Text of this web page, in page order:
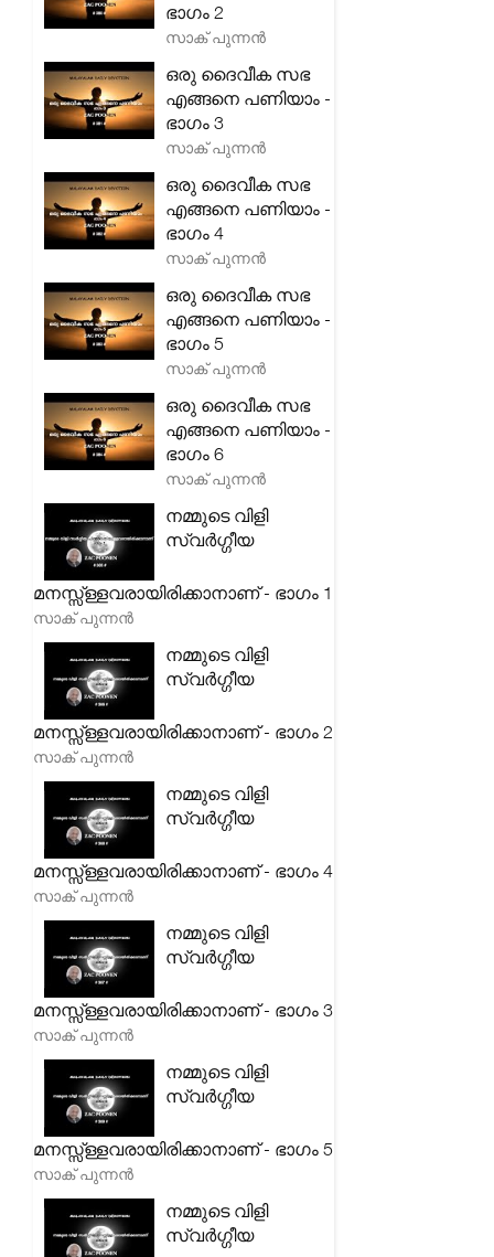
ഭാഗം 2
സാക് പുന്നൻ
ഒരു ദൈവീക സഭ
എങ്ങനെ പണിയാം -
ഭാഗം 3
സാക് പുന്നൻ
ഒരു ദൈവീക സഭ
എങ്ങനെ പണിയാം -
ഭാഗം 4
സാക് പുന്നൻ
ഒരു ദൈവീക സഭ
എങ്ങനെ പണിയാം -
ഭാഗം 5
സാക് പുന്നൻ
ഒരു ദൈവീക സഭ
എങ്ങനെ പണിയാം -
ഭാഗം 6
സാക് പുന്നൻ
നമ്മുടെ വിളി
സ്വർഗ്ഗീയ
മനസ്സ്ള്ളവരായിരിക്കാനാണ് - ഭാഗം 1
സാക് പുന്നൻ
നമ്മുടെ വിളി
സ്വർഗ്ഗീയ
മനസ്സ്ള്ളവരായിരിക്കാനാണ് - ഭാഗം 2
സാക് പുന്നൻ
നമ്മുടെ വിളി
സ്വർഗ്ഗീയ
മനസ്സ്ള്ളവരായിരിക്കാനാണ് - ഭാഗം 4
സാക് പുന്നൻ
നമ്മുടെ വിളി
സ്വർഗ്ഗീയ
മനസ്സ്ള്ളവരായിരിക്കാനാണ് - ഭാഗം 3
സാക് പുന്നൻ
നമ്മുടെ വിളി
സ്വർഗ്ഗീയ
മനസ്സ്ള്ളവരായിരിക്കാനാണ് - ഭാഗം 5
സാക് പുന്നൻ
നമ്മുടെ വിളി
സ്വർഗ്ഗീയ